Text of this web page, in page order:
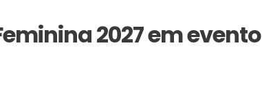
2027 em evento